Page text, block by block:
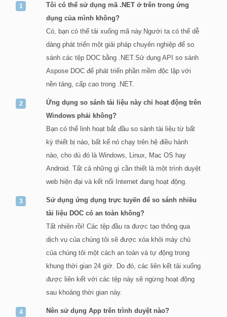
Tôi có thể sử dụng mã .NET ở trên trong ứng
dụng của mình không?
Có, bạn có thể tải xuống mã này.Người ta có thể dễ
dàng phát triển một giải pháp chuyên nghiệp để so
sánh các tệp DOC bằng .NET.Sử dụng API so sánh
Aspose DOC để phát triển phần mềm độc lập với
nền tảng, cấp cao trong .NET.
Ứng dụng so sánh tài liệu này chỉ hoạt động trên
Windows phải không?
Bạn có thể linh hoạt bắt đầu so sánh tài liệu từ bất
kỳ thiết bị nào, bất kể nó chạy trên hệ điều hành
nào, cho dù đó là Windows, Linux, Mac OS hay
Android. Tất cả những gì cần thiết là một trình duyệt
web hiện đại và kết nối Internet đang hoạt động.
Sử dụng ứng dụng trực tuyến để so sánh nhiều
tài liệu DOC có an toàn không?
Tất nhiên rồi! Các tệp đầu ra được tạo thông qua
dịch vụ của chúng tôi sẽ được xóa khỏi máy chủ
của chúng tôi một cách an toàn và tự động trong
khung thời gian 24 giờ. Do đó, các liên kết tải xuống
được liên kết với các tệp này sẽ ngừng hoạt động
sau khoảng thời gian này.
Nên sử dụng App trên trình duyệt nào?